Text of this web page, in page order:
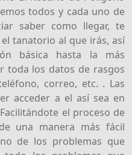
todos y cada uno de
saber como llegar, te
tanatorio al que irás, así
básica hasta la más
toda los datos de rasgos
correo, etc. . Las
acceder a el así sea en
el proceso de
una manera más fácil
de los problemas que